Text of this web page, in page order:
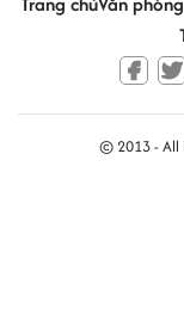
© 2013 - All